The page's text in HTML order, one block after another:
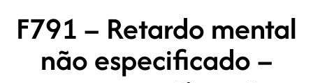
F791 – Retardo mental
não especificado –